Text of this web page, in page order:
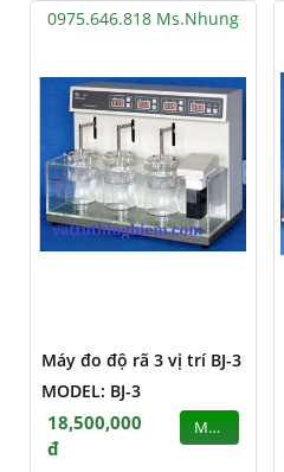
0975.646.818 Ms.Nhung
Máy đo độ rã 3 vị trí BJ-3
MODEL: BJ-3
18,500,000
đ
MUA